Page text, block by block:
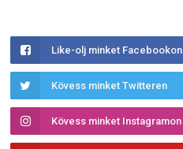
Like-olj minket Facebookon
Kövess minket Twitteren
Kövess minket Instagramon